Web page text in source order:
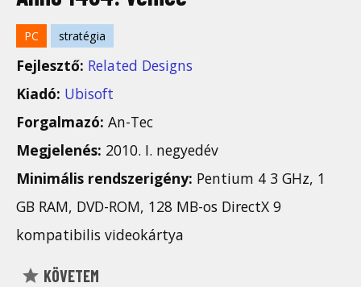
PC stratégia
Fejlesztő: Related Designs
Kiadó: Ubisoft
Forgalmazó: An-Tec
Megjelenés: 2010. I. negyedév
Minimális rendszerigény: Pentium 4 3 GHz, 1
GB RAM, DVD-ROM, 128 MB-os DirectX 9
kompatibilis videokártya
KÖVETEM